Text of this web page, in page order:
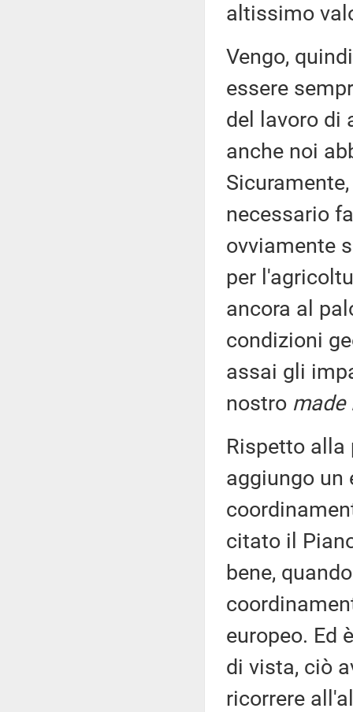
altissimo
Vengo,
essere
del lavoro di
anche noi
necessario
ovviamente
per
ancora al
condizioni
assai gli
nostro made
Rispetto alla
aggiungo un
citato il
bene,
europeo. Ed
di vista, ciò
ricorrere